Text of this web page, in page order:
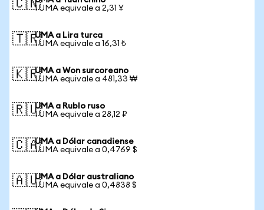
🇨🇳1 UMA equivale a 2,31 ¥
🇹🇷UMA a Lira turca
1 UMA equivale a 16,31 ₺
🇰🇷UMA a Won surcoreano
1 UMA equivale a 481,33 ₩
🇷🇺UMA a Rublo ruso
1 UMA equivale a 28,12 ₽
🇨🇦UMA a Dólar canadiense
1 UMA equivale a 0,4769 $
🇦🇺UMA a Dólar australiano
1 UMA equivale a 0,4838 $